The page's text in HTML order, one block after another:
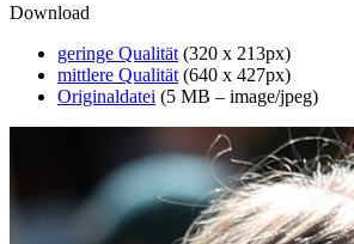
Download
geringe Qualität (320 x 213px)
mittlere Qualität (640 x 427px)
Originaldatei (5 MB – image/jpeg)